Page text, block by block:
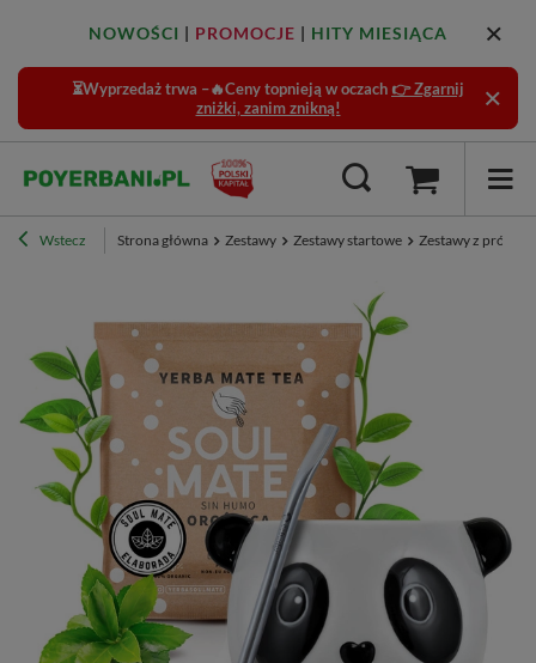
NOWOŚCI | PROMOCJE | HITY MIESIĄCA
⏳Wyprzedaż trwa –🔥Ceny topnieją w oczach 👉 Zgarnij
zniżki, zanim znikną!
Wstecz Strona główna Zestawy Zestawy startowe Zestawy z